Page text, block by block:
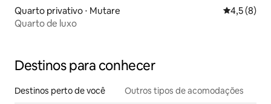
Quarto privativo ⋅ Mutare 4,5 de
4,5 (8)
Quarto de luxo
Destinos para conhecer
Destinos perto de você Outros tipos de acomodações